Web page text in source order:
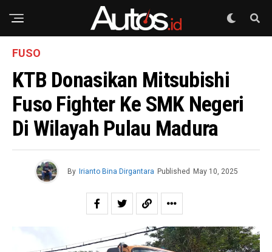
FUSO
KTB Donasikan Mitsubishi
Fuso Fighter Ke SMK Negeri
Di Wilayah Pulau Madura
By Irianto Bina Dirgantara Published May 10, 2025